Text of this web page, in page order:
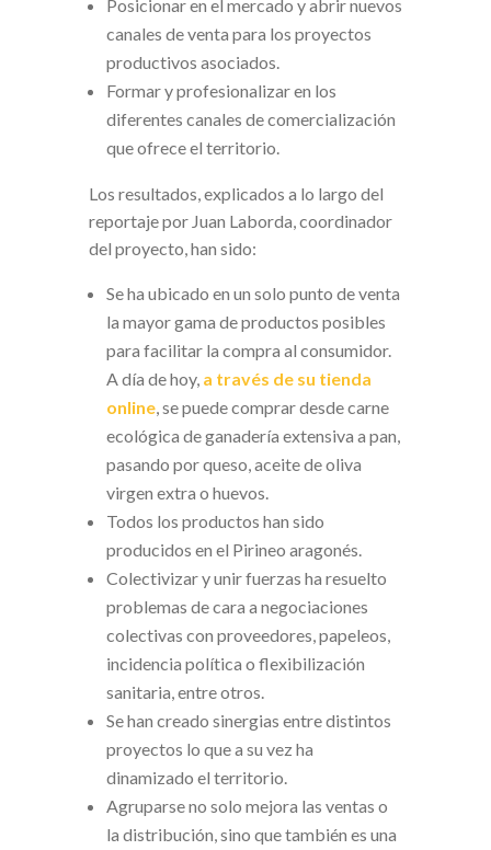
Posicionar en el mercado y abrir nuevos
canales de venta para los proyectos
productivos asociados.
Formar y profesionalizar en los
diferentes canales de comercialización
que ofrece el territorio.
Los resultados, explicados a lo largo del
reportaje por Juan Laborda, coordinador
del proyecto, han sido:
Se ha ubicado en un solo punto de venta
la mayor gama de productos posibles
para facilitar la compra al consumidor.
A día de hoy, a través de su tienda
online, se puede comprar desde carne
ecológica de ganadería extensiva a pan,
pasando por queso, aceite de oliva
virgen extra o huevos.
Todos los productos han sido
producidos en el Pirineo aragonés.
Colectivizar y unir fuerzas ha resuelto
problemas de cara a negociaciones
colectivas con proveedores, papeleos,
incidencia política o flexibilización
sanitaria, entre otros.
Se han creado sinergias entre distintos
proyectos lo que a su vez ha
dinamizado el territorio.
Agruparse no solo mejora las ventas o
la distribución, sino que también es una